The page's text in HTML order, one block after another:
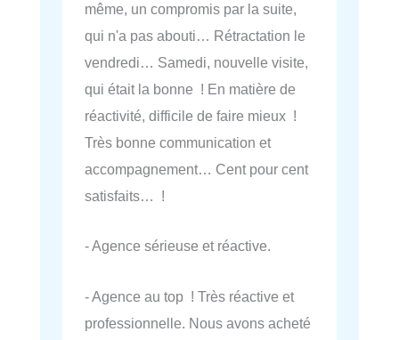
même, un compromis par la suite,
qui n'a pas abouti… Rétractation le
vendredi… Samedi, nouvelle visite,
qui était la bonne ! En matière de
réactivité, difficile de faire mieux !
Très bonne communication et
accompagnement… Cent pour cent
satisfaits… !
- Agence sérieuse et réactive.
- Agence au top ! Très réactive et
professionnelle. Nous avons acheté